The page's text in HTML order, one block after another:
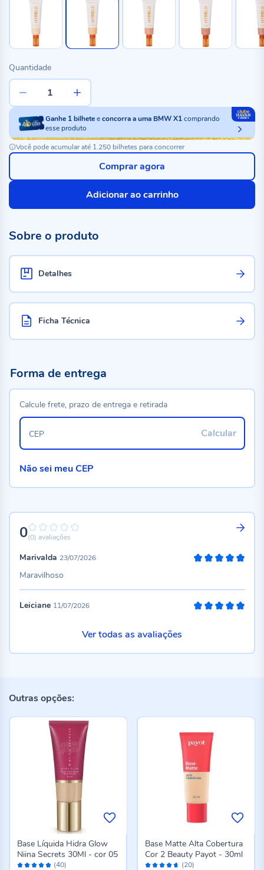
Quantidade
Ganhe 1bilheteeconcorra a uma BMW X1comprando
esse produto
Você pode acumular até 1.250 bilhetes para concorrer
Adicionar ao carrinho
Comprar agora
Sobre o produto
Detalhes
Ficha Técnica
00%
(0) avaliações
Marivalda 23/07/2026
Maravilhoso
Leiciane 11/07/2026
Ver todas as avaliações
Forma de entrega
Calcule frete, prazo de entrega e retirada
Calcular
CEP
Não sei meu CEP
Outras opções:
Avaliação: (40)
Base Líquida Hidra Glow
Niina Secrets 30Ml - cor 05
Avaliação: (20)
Base Matte Alta Cobertura
Cor 2 Beauty Payot - 30ml